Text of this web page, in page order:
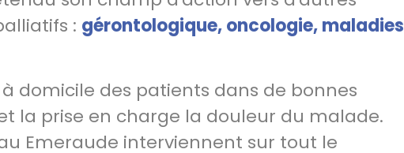
: gérontologique, oncologie, maladies
domicile des patients dans de bonnes
la prise en charge la douleur du malade.
Emeraude interviennent sur tout le